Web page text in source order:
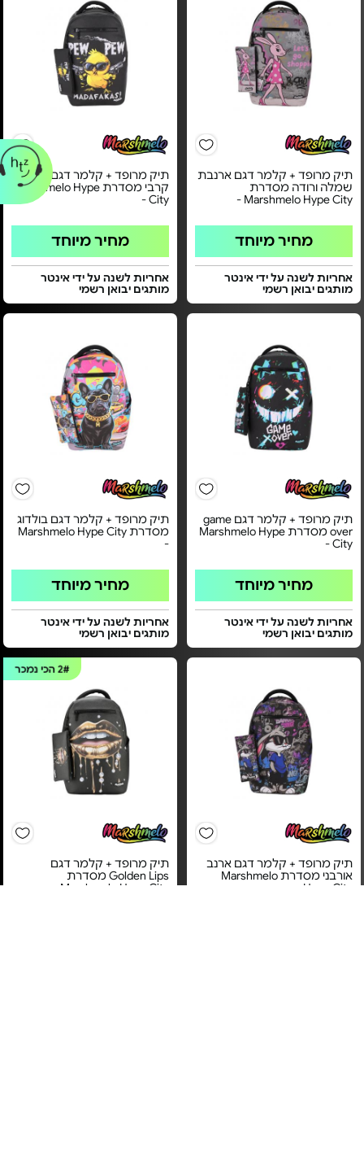
תיק מרופד + קלמר דגם ארנבת
שמלה ורודה מסדרת
Marshmelo Hype City -
מחיר מיוחד
אחריות לשנה על ידי אינטר
מותגים יבואן רשמי
תיק מרופד + קלמר דגם אפרוח
קרבי מסדרת Marshmelo Hype
City -
מחיר מיוחד
אחריות לשנה על ידי אינטר
מותגים יבואן רשמי
תיק מרופד + קלמר דגם game
over מסדרת Marshmelo Hype
City -
מחיר מיוחד
אחריות לשנה על ידי אינטר
מותגים יבואן רשמי
תיק מרופד + קלמר דגם בולדוג
מסדרת Marshmelo Hype City
-
מחיר מיוחד
אחריות לשנה על ידי אינטר
מותגים יבואן רשמי
תיק מרופד + קלמר דגם ארנב
אורבני מסדרת Marshmelo
Hype City -
2#הכי נמכר
תיק מרופד + קלמר דגם
Golden Lips מסדרת
Marshmelo Hype City -